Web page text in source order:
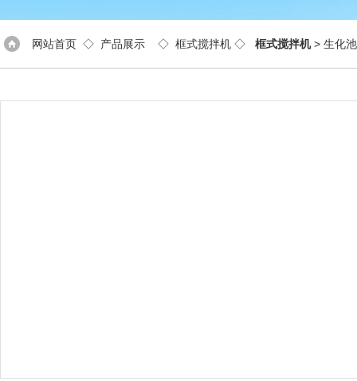
网站首页 ◇ 产品展示 ◇ 框式搅拌机 ◇ 框式搅拌机> 生化